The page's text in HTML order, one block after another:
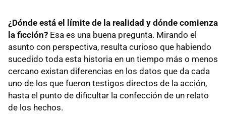
¿Dónde está el límite de la realidad y dónde comienza
la ficción? Esa es una buena pregunta. Mirando el
asunto con perspectiva, resulta curioso que habiendo
sucedido toda esta historia en un tiempo más o menos
cercano existan diferencias en los datos que da cada
uno de los que fueron testigos directos de la acción,
hasta el punto de dificultar la confección de un relato
de los hechos.